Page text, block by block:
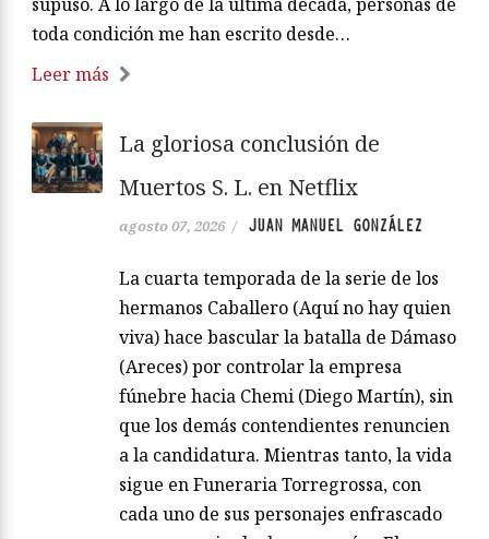
hambrientos (Capitán Swing), de Gabor Maté.
***** El emotivo abrazo de un solo padre afligido
valida haber escrito este libro y el trabajo que
toda condición me han escrito desde…
Leer más
La gloriosa conclusión de
Muertos S. L. en Netflix
JUAN MANUEL GONZÁLEZ
La cuarta temporada de la serie de los
hermanos Caballero (Aquí no hay quien
viva) hace bascular la batalla de Dámaso
(Areces) por controlar la empresa
fúnebre hacia Chemi (Diego Martín), sin
que los demás contendientes renuncien